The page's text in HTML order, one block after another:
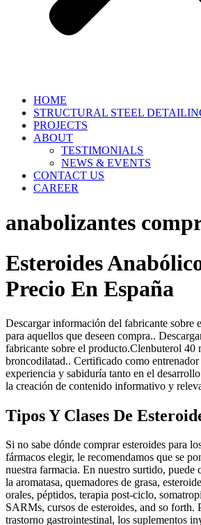
HOME
STRUCTURAL STEEL
PROJECTS
ABOUT
TESTIMONIALS
NEWS & EVENTS
CONTACT US
CAREER
anabolizantes
Esteroides
Precio En España
Descargar información del fabricante sobre
para aquellos que deseen compra..
fabricante sobre el producto.Clenbuterol 40
broncodilatad.. Certificado como entrenador
experiencia y sabiduría tanto en el
la creación de contenido informativo y
Tipos Y Clases De
Si no sabe dónde comprar esteroides para
fármacos elegir, le recomendamos que se
nuestra farmacia. En nuestro surtido, puede
la aromatasa, quemadores de grasa,
orales, péptidos, terapia post-ciclo,
SARMs, cursos de esteroides, and so forth.
trastorno gastrointestinal, los suplementos